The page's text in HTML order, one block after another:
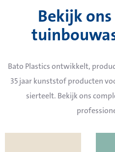
Bekijk
Bato Plastics ontwikkelt,
35 jaar kunststof producten
sierteelt. Bekijk ons